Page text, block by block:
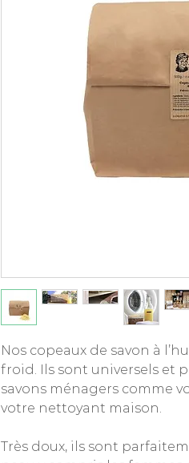
Nos copeaux de savon à
froid. Ils sont universels et
savons ménagers comme
votre nettoyant maison.
Très doux, ils sont